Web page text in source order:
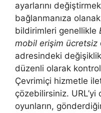
ayarlarını
bağlanmanıza
bildirimleri genellikle
mobil erişim ücretsiz
adresindeki
düzenli olarak kontrol
Çevrimiçi hizmetle
çözebilirsiniz. URL’yi
oyunların,